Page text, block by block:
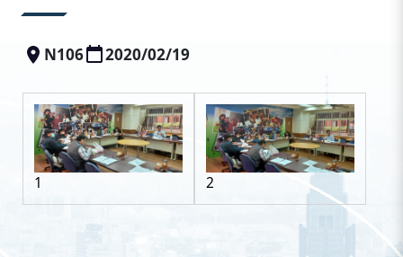
N106 2020/02/19
1 2